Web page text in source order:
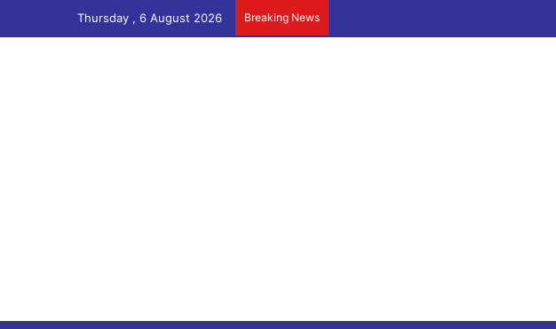
Thursday , 6 August 2026 Breaking News